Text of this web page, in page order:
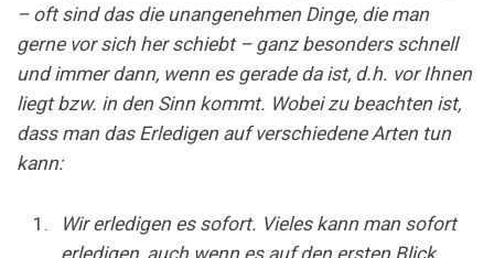
– oft sind das die unangenehmen Dinge, die man
gerne vor sich her schiebt – ganz besonders schnell
und immer dann, wenn es gerade da ist, d.h. vor Ihnen
liegt bzw. in den Sinn kommt. Wobei zu beachten ist,
dass man das Erledigen auf verschiedene Arten tun
kann:
Wir erledigen es sofort. Vieles kann man sofort
erledigen, auch wenn es auf den ersten Blick